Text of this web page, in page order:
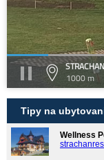
1000 m
Tipy na
Wellness